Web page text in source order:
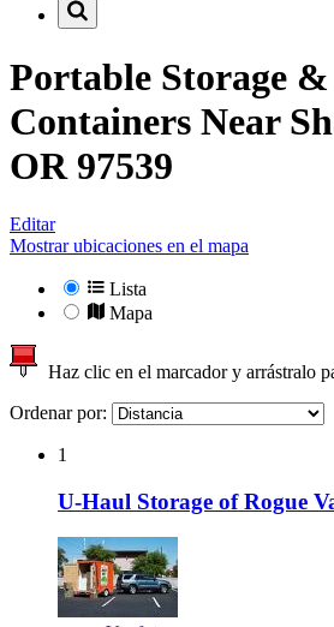
Portable Storage
Containers Near
OR 97539
Editar
Mostrar ubicaciones en el mapa
Lista
Mapa
Haz clic en el marcador y arrástralo
Ordenar por:
1
U-Haul Storage of Rogue